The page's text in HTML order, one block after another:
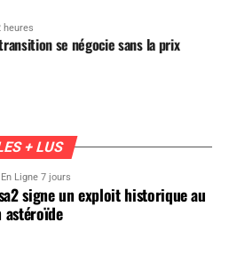
heures
se négocie sans la prix
+ LUS
En Ligne 7 jours
signe un exploit historique au
astéroïde